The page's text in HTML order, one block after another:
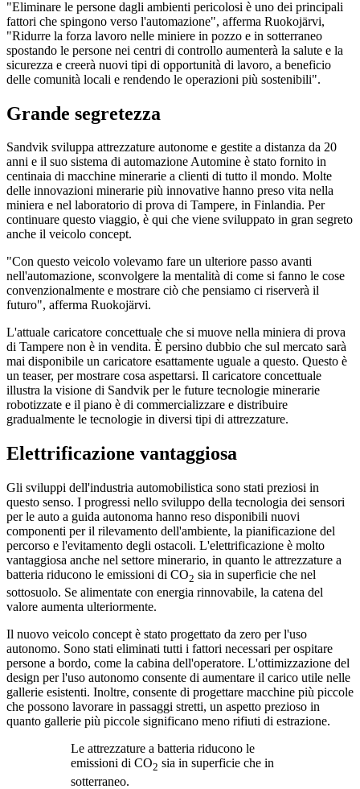
"Eliminare le persone dagli ambienti pericolosi è uno dei principali
fattori che spingono verso l'automazione", afferma Ruokojärvi,
"Ridurre la forza lavoro nelle miniere in pozzo e in sotterraneo
spostando le persone nei centri di controllo aumenterà la salute e la
sicurezza e creerà nuovi tipi di opportunità di lavoro, a beneficio
delle comunità locali e rendendo le operazioni più sostenibili".
Grande segretezza
Sandvik sviluppa attrezzature autonome e gestite a distanza da 20
anni e il suo sistema di automazione Automine è stato fornito in
centinaia di macchine minerarie a clienti di tutto il mondo. Molte
delle innovazioni minerarie più innovative hanno preso vita nella
miniera e nel laboratorio di prova di Tampere, in Finlandia. Per
continuare questo viaggio, è qui che viene sviluppato in gran segreto
anche il veicolo concept.
"Con questo veicolo volevamo fare un ulteriore passo avanti
nell'automazione, sconvolgere la mentalità di come si fanno le cose
convenzionalmente e mostrare ciò che pensiamo ci riserverà il
futuro", afferma Ruokojärvi.
L'attuale caricatore concettuale che si muove nella miniera di prova
di Tampere non è in vendita. È persino dubbio che sul mercato sarà
mai disponibile un caricatore esattamente uguale a questo. Questo è
un teaser, per mostrare cosa aspettarsi. Il caricatore concettuale
illustra la visione di Sandvik per le future tecnologie minerarie
robotizzate e il piano è di commercializzare e distribuire
gradualmente le tecnologie in diversi tipi di attrezzature.
Elettrificazione vantaggiosa
Gli sviluppi dell'industria automobilistica sono stati preziosi in
questo senso. I progressi nello sviluppo della tecnologia dei sensori
per le auto a guida autonoma hanno reso disponibili nuovi
componenti per il rilevamento dell'ambiente, la pianificazione del
percorso e l'evitamento degli ostacoli. L'elettrificazione è molto
vantaggiosa anche nel settore minerario, in quanto le attrezzature a
batteria riducono le emissioni di CO2 sia in superficie che nel
sottosuolo. Se alimentate con energia rinnovabile, la catena del
valore aumenta ulteriormente.
Il nuovo veicolo concept è stato progettato da zero per l'uso
autonomo. Sono stati eliminati tutti i fattori necessari per ospitare
persone a bordo, come la cabina dell'operatore. L'ottimizzazione del
design per l'uso autonomo consente di aumentare il carico utile nelle
gallerie esistenti. Inoltre, consente di progettare macchine più piccole
che possono lavorare in passaggi stretti, un aspetto prezioso in
quanto gallerie più piccole significano meno rifiuti di estrazione.
Le attrezzature a batteria riducono le
emissioni di CO2 sia in superficie che in
sotterraneo.